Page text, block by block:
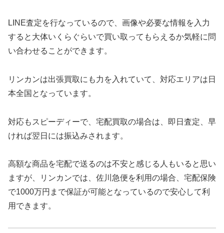
LINE査定を行なっているので、画像や必要な情報を入力
すると大体いくらぐらいで買い取ってもらえるか気軽に問
い合わせることができます。
リンカンは出張買取にも力を入れていて、対応エリアは日
本全国となっています。
対応もスピーディーで、宅配買取の場合は、即日査定、早
ければ翌日には振込みされます。
高額な商品を宅配で送るのは不安と感じる人もいると思い
ますが、リンカンでは、佐川急便を利用の場合、宅配保険
で1000万円まで保証が可能となっているので安心して利
用できます。